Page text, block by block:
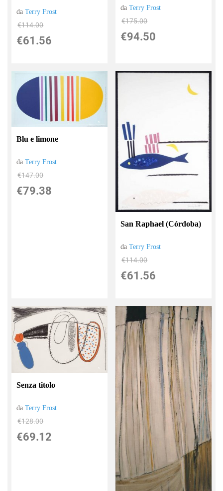
daTerry Frost
€114.00
€61.56
daTerry Frost
€175.00
€94.50
Blu e limone
daTerry Frost
€147.00
€79.38
San Raphael (Córdoba)
daTerry Frost
€114.00
€61.56
Senza titolo
daTerry Frost
€128.00
€69.12